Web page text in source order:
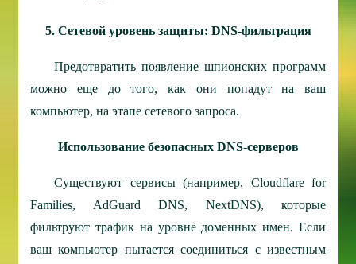
5. Сетевой уровень защиты: DNS-фильтрация
Предотвратить появление шпионских программ
можно еще до того, как они попадут на ваш
компьютер, на этапе сетевого запроса.
Использование безопасных DNS-серверов
Существуют сервисы (например, Cloudflare for
Families, AdGuard DNS, NextDNS), которые
фильтруют трафик на уровне доменных имен. Если
ваш компьютер пытается соединиться с известным